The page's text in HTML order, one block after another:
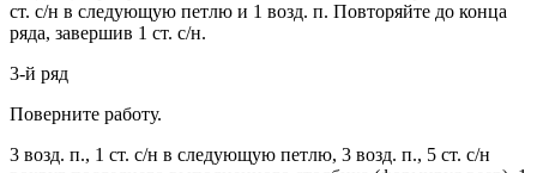
ст. с/н в следующую петлю и 1 возд. п. Повторяйте до конца
ряда, завершив 1 ст. с/н.
3-й ряд
Поверните работу.
3 возд. п., 1 ст. с/н в следующую петлю, 3 возд. п., 5 ст. с/н